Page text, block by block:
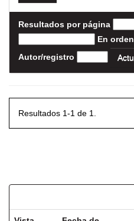
Resultados por página
En orden
Autor/registro
Resultados 1-1 de 1.